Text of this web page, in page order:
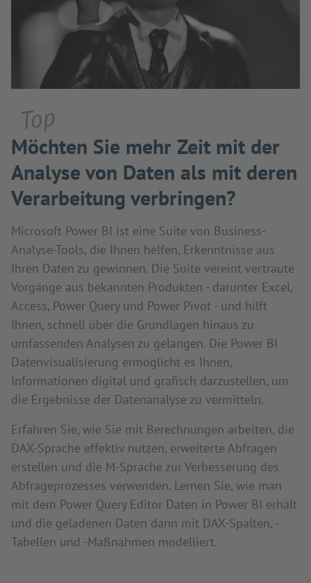
Top
Möchten Sie mehr Zeit mit der
Analyse von Daten als mit deren
Verarbeitung verbringen?
Microsoft Power BI ist eine Suite von Business-
Analyse-Tools, die Ihnen helfen, Erkenntnisse aus
Ihren Daten zu gewinnen. Die Suite vereint vertraute
Vorgänge aus bekannten Produkten - darunter Excel,
Access, Power Query und Power Pivot - und hilft
Ihnen, schnell über die Grundlagen hinaus zu
umfassenden Analysen zu gelangen. Die Power BI
Datenvisualisierung ermöglicht es Ihnen,
Informationen digital und grafisch darzustellen, um
die Ergebnisse der Datenanalyse zu vermitteln.
Erfahren Sie, wie Sie mit Berechnungen arbeiten, die
DAX-Sprache effektiv nutzen, erweiterte Abfragen
erstellen und die M-Sprache zur Verbesserung des
Abfrageprozesses verwenden. Lernen Sie, wie man
mit dem Power Query Editor Daten in Power BI erhält
und die geladenen Daten dann mit DAX-Spalten, -
Tabellen und -Maßnahmen modelliert.